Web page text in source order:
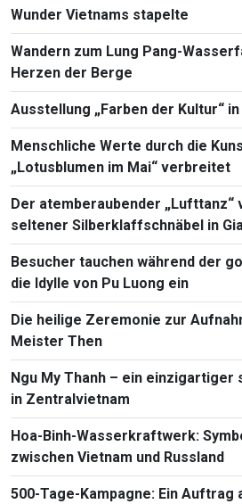
Wunder Vietnams stapelte
Wandern zum Lung Pang-
Herzen der Berge
Ausstellung „Farben der Kultur“ in
Menschliche Werte durch die
„Lotusblumen im Mai“ verbreitet
Der atemberaubender „Lufttanz“
seltener Silberklaffschnäbel in
Besucher tauchen während der
die Idylle von Pu Luong ein
Die heilige Zeremonie zur
Meister Then
Ngu My Thanh – ein
in Zentralvietnam
Hoa-Binh-Wasserkraftwerk:
zwischen Vietnam und Russland
500-Tage-Kampagne: Ein Auftrag